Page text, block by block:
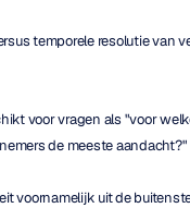
temporele resolutie van
voor vragen als "voor
de meeste aandacht?"
voornamelijk uit de